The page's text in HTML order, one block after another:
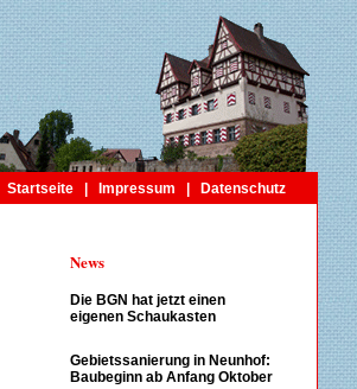
Startseite Impressum Datenschutz
News
Die BGN hat jetzt einen
eigenen Schaukasten
Gebietssanierung in Neunhof:
Baubeginn ab Anfang Oktober